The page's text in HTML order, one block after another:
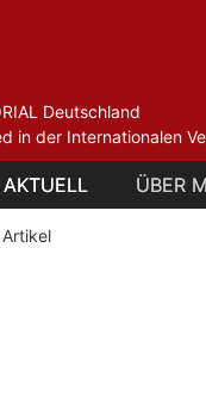
Navigation
überspringen
AKTUELL ÜBER
Deutschland
in der Internationalen
Navigation
überspringen
AKTUELL ÜBER
Artikel